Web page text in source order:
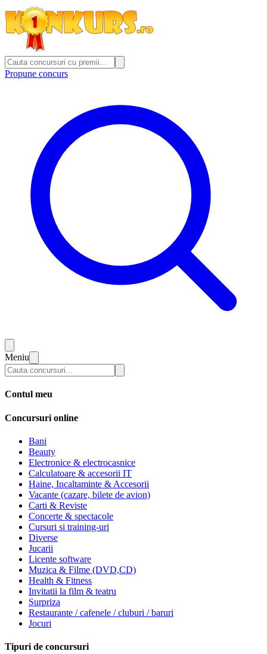
Propune concurs
Meniu
Contul meu
Concursuri online
Bani
Beauty
Electronice & electrocasnice
Calculatoare & accesorii IT
Haine, Incaltaminte & Accesorii
Vacante (cazare, bilete de avion)
Carti & Reviste
Concerte & spectacole
Cursuri si training-uri
Diverse
Jucarii
Licente software
Muzica & Filme (DVD,CD)
Health & Fitness
Invitatii la film & teatru
Surpriza
Restaurante / cafenele / cluburi / baruri
Jocuri
Tipuri de concursuri